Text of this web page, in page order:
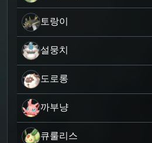
토랑이
설뭉치
도로롱
까부냥
큐룰리스